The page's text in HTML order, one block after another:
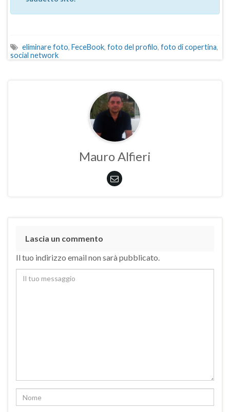
eliminare foto, FeceBook, foto del profilo, foto di copertina,
social network
Mauro Alfieri
Lascia un commento
Il tuo indirizzo email non sarà pubblicato.